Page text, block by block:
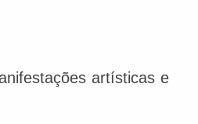
artísticas e